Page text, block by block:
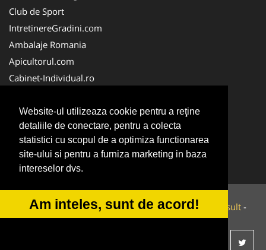
Website-ul utilizeaza cookie pentru a reţine
detaliile de conectare, pentru a colecta
statistici cu scopul de a optimiza functionarea
site-ului si pentru a furniza marketing in baza
intereselor dvs.
Am inteles, sunt de acord!
Club de Sport
IntretinereGradini.com
Ambalaje Romania
Apicultorul.com
Cabinet-Individual.ro
FirmaDeratizare.ro
InstructorScoalaAuto.ro
SalonFrizerieCanina.com
Scoala-Auto.com.ro
© 2014-2026 Powered byVilonMedia&Tokaido Consult -
ANPC SOL